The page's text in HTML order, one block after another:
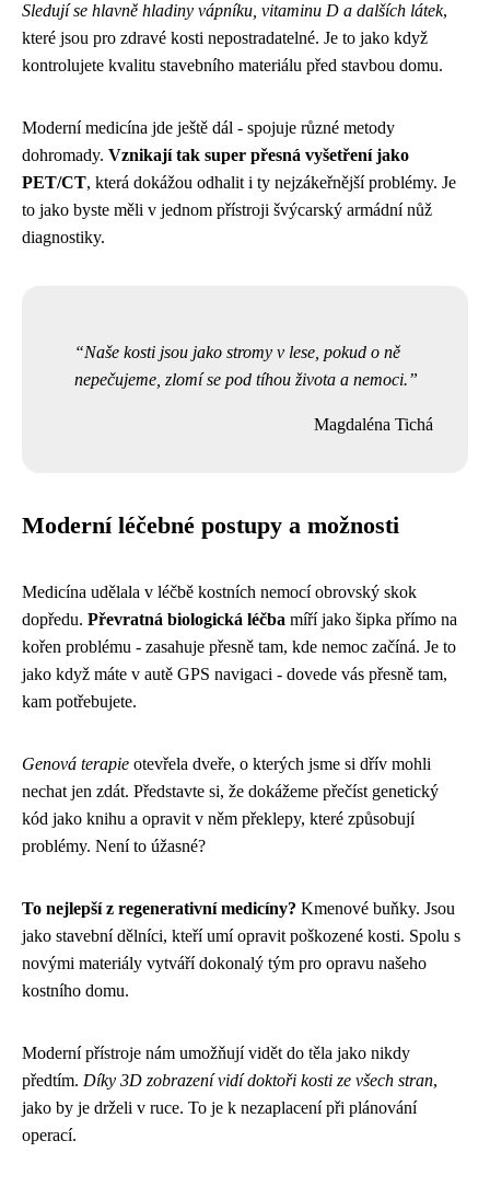
Sledují se hlavně hladiny vápníku, vitaminu D a dalších látek,
které jsou pro zdravé kosti nepostradatelné. Je to jako když
kontrolujete kvalitu stavebního materiálu před stavbou domu.
Moderní medicína jde ještě dál - spojuje různé metody
dohromady. Vznikají tak super přesná vyšetření jako
PET/CT, která dokážou odhalit i ty nejzákeřnější problémy. Je
to jako byste měli v jednom přístroji švýcarský armádní nůž
diagnostiky.
Naše kosti jsou jako stromy v lese, pokud o ně
nepečujeme, zlomí se pod tíhou života a nemoci.
Magdaléna Tichá
Moderní léčebné postupy a možnosti
Medicína udělala v léčbě kostních nemocí obrovský skok
dopředu. Převratná biologická léčba míří jako šipka přímo na
kořen problému - zasahuje přesně tam, kde nemoc začíná. Je to
jako když máte v autě GPS navigaci - dovede vás přesně tam,
kam potřebujete.
Genová terapie otevřela dveře, o kterých jsme si dřív mohli
nechat jen zdát. Představte si, že dokážeme přečíst genetický
kód jako knihu a opravit v něm překlepy, které způsobují
problémy. Není to úžasné?
To nejlepší z regenerativní medicíny? Kmenové buňky. Jsou
jako stavební dělníci, kteří umí opravit poškozené kosti. Spolu s
novými materiály vytváří dokonalý tým pro opravu našeho
kostního domu.
Moderní přístroje nám umožňují vidět do těla jako nikdy
předtím. Díky 3D zobrazení vidí doktoři kosti ze všech stran,
jako by je drželi v ruce. To je k nezaplacení při plánování
operací.